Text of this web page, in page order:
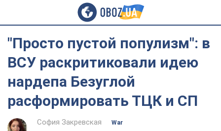
"Просто пустой популизм": в
ВСУ раскритиковали идею
нардепа Безуглой
расформировать ТЦК и СП
София Закревская
War